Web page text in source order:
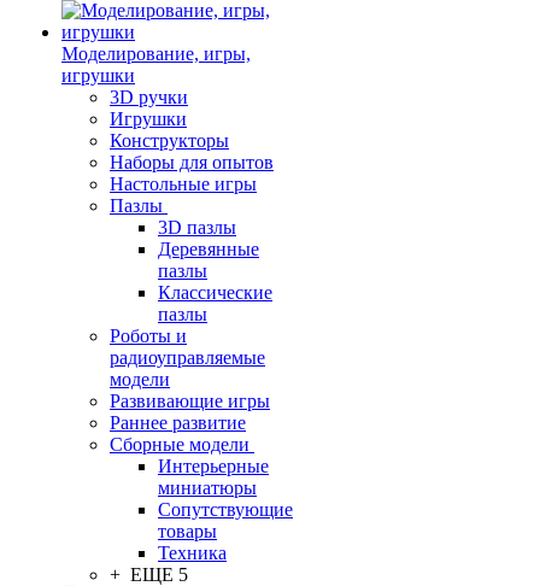
Моделирование, игры,
игрушки
3D ручки
Игрушки
Конструкторы
Наборы для опытов
Настольные игры
Пазлы
3D пазлы
Деревянные
пазлы
Классические
пазлы
Роботы и
радиоуправляемые
модели
Развивающие игры
Раннее развитие
Сборные модели
Интерьерные
миниатюры
Сопутствующие
товары
Техника
+ ЕЩЕ 5